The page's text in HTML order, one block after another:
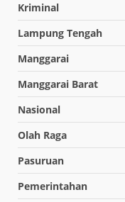
Kriminal
Lampung Tengah
Manggarai
Manggarai Barat
Nasional
Olah Raga
Pasuruan
Pemerintahan